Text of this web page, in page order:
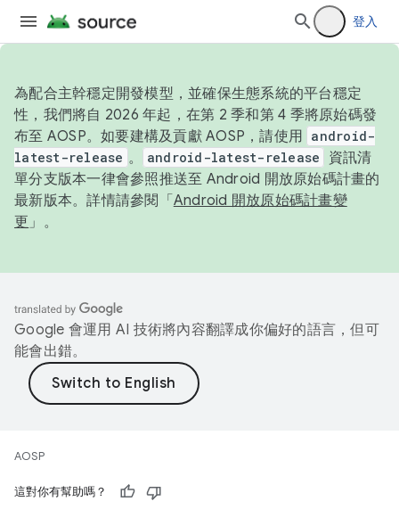
登入
為配合主幹穩定開發模型，並確保生態系統的平台穩定
性，我們將自 2026 年起，在第 2 季和第 4 季將原始碼發
布至 AOSP。如要建構及貢獻 AOSP，請使用 android-
latest-release 。 android-latest-release
資訊清
單分支版本一律會參照推送至 Android 開放原始碼計畫的
最新版本。詳情請參閱「 Android 開放原始碼計畫變
更 」。
Google 會運用 AI 技術將內容翻譯成你偏好的語言，但可
能會出錯。
AOSP
這對你有幫助嗎？